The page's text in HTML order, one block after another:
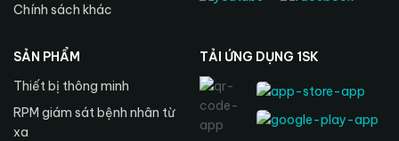
Chính sách khác
SẢN PHẨM
Thiết bị thông minh
RPM giám sát bệnh nhân từ
xa
TẢI ỨNG DỤNG 1SK